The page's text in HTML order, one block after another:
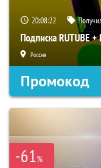
20:08:21
Подписка RUTUBE
Россия
Промокод
-61%